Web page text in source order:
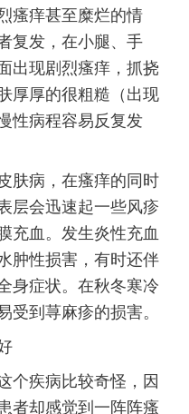
痒甚至糜烂的情
复发，在小腿、手
出现剧烈瘙痒，抓挠
厚厚的很粗糙（出现
性病程容易反复发
病，在瘙痒的同时
层会迅速起一些风疹
充血。发生炎性充血
肿性损害，有时还伴
身症状。在秋冬寒冷
受到荨麻疹的损害。
疾病比较奇怪，因
者却感觉到一阵阵瘙